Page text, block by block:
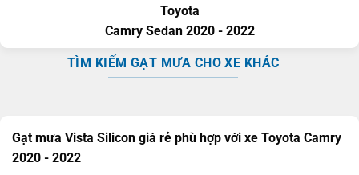
Toyota
Camry Sedan 2020 - 2022
TÌM KIẾM GẠT MƯA CHO XE KHÁC
Gạt mưa Vista Silicon giá rẻ phù hợp với xe Toyota Camry
2020 - 2022